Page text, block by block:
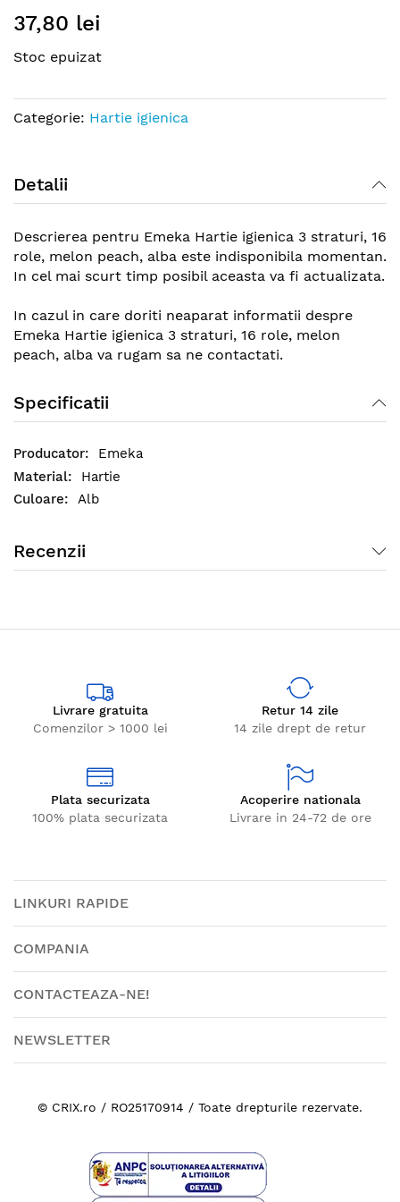
to
beginning
the
images
37,80 lei
Stoc epuizat
Categorie: Hartie igienica
Detalii
Descrierea pentru Emeka Hartie igienica 3 straturi, 16
role, melon peach, alba este indisponibila momentan.
In cel mai scurt timp posibil aceasta va fi actualizata.
In cazul in care doriti neaparat informatii despre
Emeka Hartie igienica 3 straturi, 16 role, melon
peach, alba va rugam sa ne contactati.
Specificatii
Emeka
Hartie
Alb
Recenzii
Livrare gratuita
Comenzilor > 1000 lei
Retur 14 zile
14 zile drept de retur
Plata securizata
100% plata securizata
Acoperire nationala
Livrare in 24-72 de ore
LINKURI RAPIDE
COMPANIA
CONTACTEAZA-NE!
NEWSLETTER
© CRIX.ro / RO25170914 / Toate drepturile rezervate.